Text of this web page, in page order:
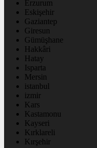
Erzurum
Eskişehir
Gaziantep
Giresun
Gümüşhane
Hakkâri
Hatay
Isparta
Mersin
istanbul
izmir
Kars
Kastamonu
Kayseri
Kırklareli
Kırşehir